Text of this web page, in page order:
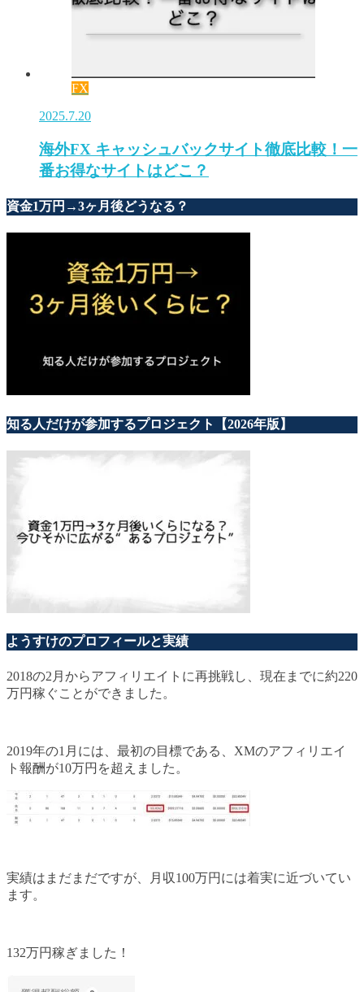
FX
2025.7.20
海外FX キャッシュバックサイト徹底比較！一
番お得なサイトはどこ？
資金1万円→3ヶ月後どうなる？
知る人だけが参加するプロジェクト【2026年版】
ようすけのプロフィールと実績
2018の2月からアフィリエイトに再挑戦し、現在までに約220
万円稼ぐことができました。
2019年の1月には、最初の目標である、XMのアフィリエイ
ト報酬が10万円を超えました。
実績はまだまだですが、月収100万円には着実に近づいてい
ます。
132万円稼ぎました！